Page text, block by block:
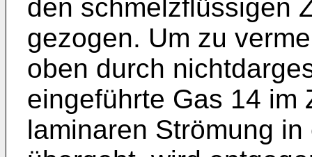
den schmelzflüssigen
gezogen. Um zu
oben durch
eingeführte Gas 14 im
laminaren Strömung